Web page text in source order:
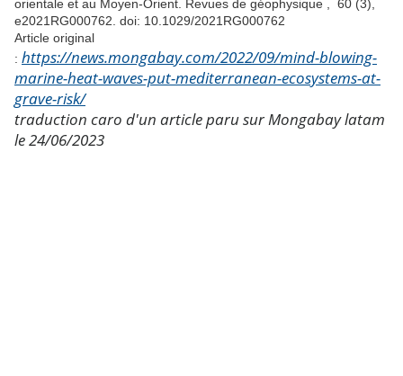
orientale et au Moyen-Orient. Revues de géophysique , 60 (3),
e2021RG000762. doi: 10.1029/2021RG000762
Article original
: https://news.mongabay.com/2022/09/mind-blowing-
marine-heat-waves-put-mediterranean-ecosystems-at-
grave-risk/
traduction caro d'un article paru sur Mongabay latam
le 24/06/2023